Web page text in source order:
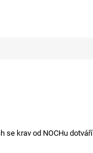
se krav od NOCHu dotváří